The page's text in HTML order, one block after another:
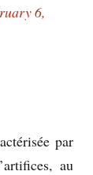
6,
par
au